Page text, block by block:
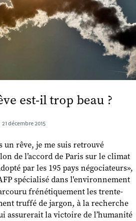
est-il trop beau ?
21 décembre 2015
un rêve, je me suis retrouvé
de l’accord de Paris sur le climat
par les 195 pays négociateurs»,
spécialisé dans l'environnement
frénétiquement les trente-
truffé de jargon, à la recherche
assurerait la victoire de l’humanité